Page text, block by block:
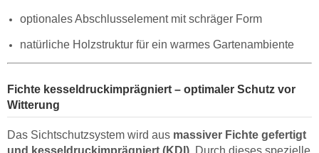
optionales Abschlusselement mit schräger Form
natürliche Holzstruktur für ein warmes Gartenambiente
Fichte kesseldruckimprägniert – optimaler Schutz vor
Witterung
Das Sichtschutzsystem wird aus massiver Fichte gefertigt
und kesseldruckimprägniert (KDI) . Durch dieses spezielle